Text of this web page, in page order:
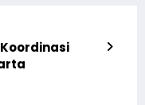
Koordinasi